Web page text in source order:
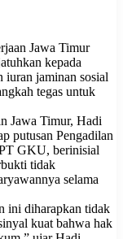
Jawa Timur
kepada
iuran jaminan sosial
tegas untuk
Jawa Timur, Hadi
putusan Pengadilan
GKU, berinisial
tidak
selama
ini diharapkan tidak
kuat bahwa hak